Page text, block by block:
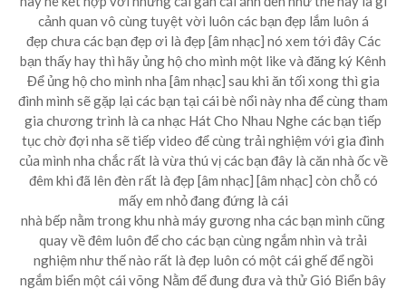
cảnh quan vô cùng tuyệt vời luôn các bạn đẹp lắm luôn á
đẹp chưa các bạn đẹp ơi là đẹp [âm nhạc] nó xem tới đây Các
bạn thấy hay thì hãy ủng hộ cho mình một like và đăng ký Kênh
Để ủng hộ cho mình nha [âm nhạc] sau khi ăn tối xong thì gia
đình mình sẽ gặp lại các bạn tại cái bè nổi này nha để cùng tham
gia chương trình là ca nhạc Hát Cho Nhau Nghe các bạn tiếp
tục chờ đợi nha sẽ tiếp video để cùng trải nghiệm với gia đình
của mình nha chắc rất là vừa thú vị các bạn đây là căn nhà ốc về
đêm khi đã lên đèn rất là đẹp [âm nhạc] [âm nhạc] còn chỗ có
mấy em nhỏ đang đứng là cái
nhà bếp nằm trong khu nhà máy gương nha các bạn mình cũng
quay về đêm luôn để cho các bạn cùng ngắm nhìn và trải
nghiệm như thế nào rất là đẹp luôn có một cái ghế để ngồi
ngắm biển một cái võng Nằm để đung đưa và thử Gió Biển bây